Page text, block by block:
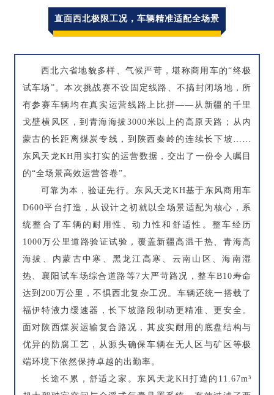
直面西北极限工况，车辆精准适配全场景
西北六省地貌多样、气候严苛，堪称商用车的“终极
试车场”。本次挑战赛不设固定线路、不搞封闭场地，所
有参赛车辆均在真实运营线路上比拼——从新疆的千里
戈壁横风区，到青海海拔3000米以上的高原天路；从内
蒙古的长距离煤炭专线，到陕西秦岭的连续长下坡……
东风天龙KH用实打实的运营数据，交出了一份令人瞩目
的“全场景高效运营答卷”。
可靠为本，验证先行。东风天龙KH基于东风商用车
D600平台打造，从设计之初就以全场景适配为核心，系
统整合了车辆的耐用性、动力性和舒适性。整车经历
1000万公里道路验证试验，覆盖新疆高温干热、青海高
海拔、内蒙古中寒、黑龙江高寒、云南山区、海南湿
热、襄阳试车场综合道路等7大严苛路况，整车B10寿命
达到200万公里，不惧西北复杂工况。车辆还统一搭载了
福伊特液力缓速器，长下坡路段制动更精准、更安全。
面对陕西煤炭运输复合路况，其皮实耐用的底盘结构与
优异的防腐工艺，从源头确保车辆在无人区与矿区等极
端环境下依然保持卓越的出勤率。
长途不累，舒适之家。东风天龙KH打造的11.67m³